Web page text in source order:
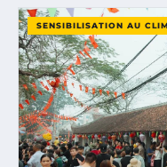
SENSIBILISATION AU